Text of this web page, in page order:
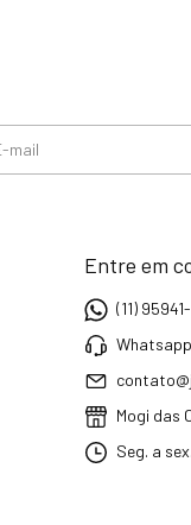
Entre em
(11)
Mogi das
Seg. a